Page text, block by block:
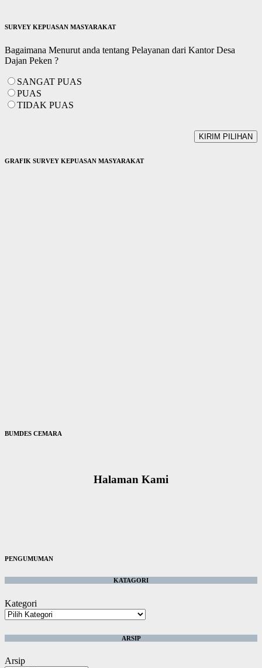
SURVEY KEPUASAN MASYARAKAT
Bagaimana Menurut anda tentang Pelayanan dari Kantor Desa
Dajan Peken ?
SANGAT PUAS
PUAS
TIDAK PUAS
GRAFIK SURVEY KEPUASAN MASYARAKAT
BUMDES CEMARA
Halaman Kami
PENGUMUMAN
KATAGORI
Kategori
ARSIP
Arsip